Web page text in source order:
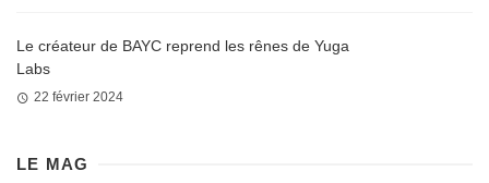
Le créateur de BAYC reprend les rênes de Yuga
Labs
22 février 2024
LE MAG